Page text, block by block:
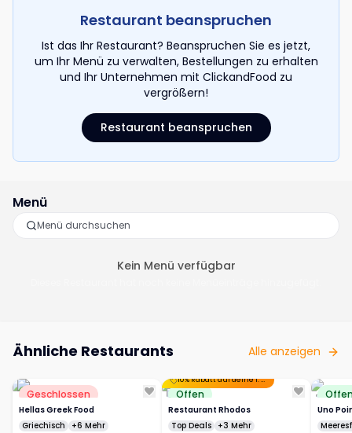
Restaurant beanspruchen
Ist das Ihr Restaurant? Beanspruchen Sie es jetzt,
um Ihr Menü zu verwalten, Bestellungen zu erhalten
und Ihr Unternehmen mit ClickandFood zu
vergrößern!
Restaurant beanspruchen
Menü
Kein Menü verfügbar
Ähnliche Restaurants Alle anzeigen
Geschlossen
Hellas Greek Food
Griechisch
+6 Mehr
Offen
10% Rabatt auf deine 1. Bestellung!
Restaurant Rhodos
Top Deals +3 Mehr
Uno